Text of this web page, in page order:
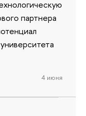
партнера
4 июня